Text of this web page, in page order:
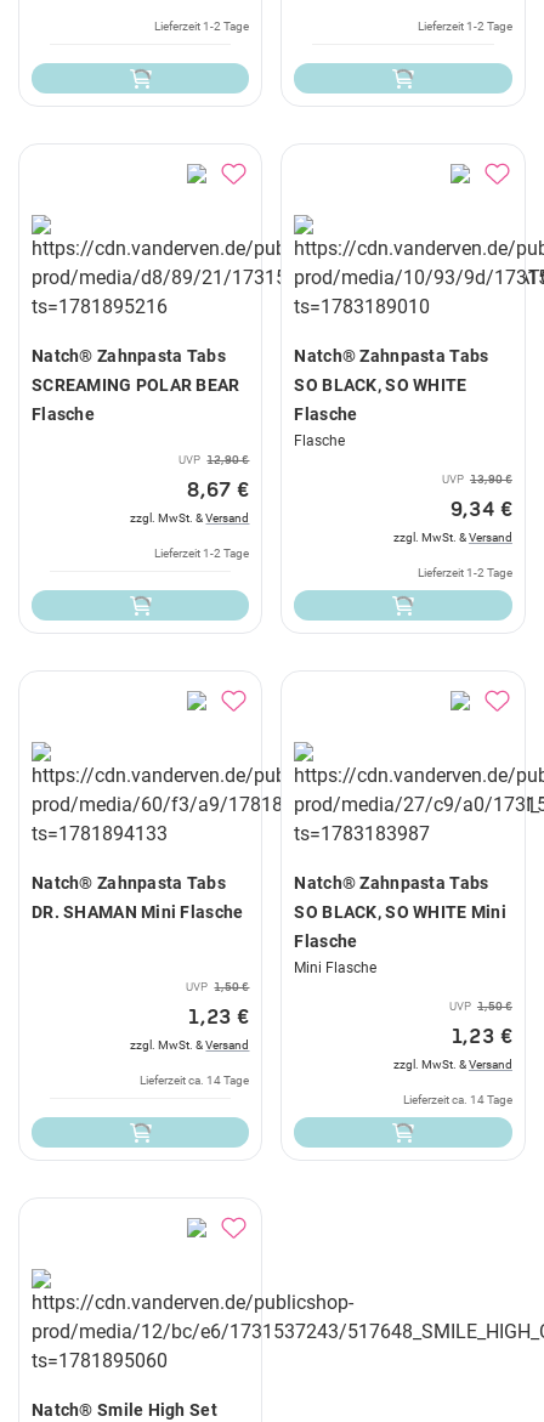
Lieferzeit 1-2 Tage Lieferzeit 1-2 Tage
Natch® Zahnpasta Tabs
SCREAMING POLAR BEAR
Flasche
UVP 12,90 €
8,67 €
zzgl. MwSt. &Versand
Lieferzeit 1-2 Tage
Natch® Zahnpasta Tabs
SO BLACK, SO WHITE
Flasche
Flasche
UVP 13,90 €
9,34 €
zzgl. MwSt. &Versand
Lieferzeit 1-2 Tage
Natch® Zahnpasta Tabs
DR. SHAMAN Mini Flasche
UVP 1,50 €
1,23 €
zzgl. MwSt. &Versand
Lieferzeit ca. 14 Tage
Natch® Zahnpasta Tabs
SO BLACK, SO WHITE Mini
Flasche
Mini Flasche
UVP 1,50 €
1,23 €
zzgl. MwSt. &Versand
Lieferzeit ca. 14 Tage
Natch® Smile High Set